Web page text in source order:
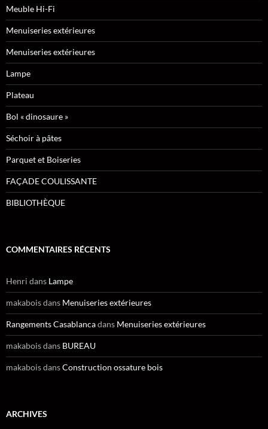
Meuble Hi-Fi
Menuiseries extérieures
Menuiseries extérieures
Lampe
Plateau
Bol « dinosaure »
Séchoir à pâtes
Parquet et Boiseries
FAÇADE COULISSANTE
BIBLIOTHÈQUE
COMMENTAIRES RÉCENTS
Henri dans Lampe
makaboisdans Menuiseries extérieures
Rangements Casablancadans Menuiseries extérieures
makaboisdans BUREAU
makaboisdansConstruction ossature bois
ARCHIVES